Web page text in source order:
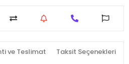
ve Teslimat Taksit Seçenekleri